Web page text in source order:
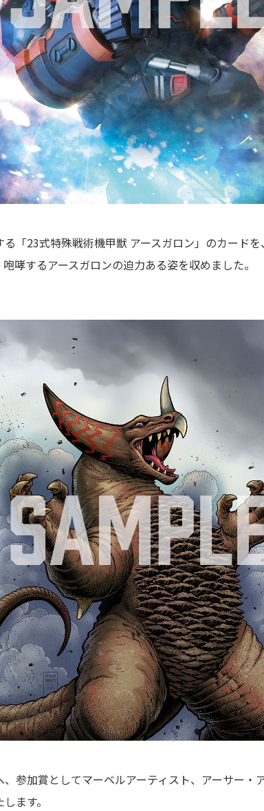
「23式特殊戦術機甲獣 アースガロン」のカード
哮するアースガロンの迫力ある姿を収めました。
参加賞としてマーベルアーティスト、アーサー・
ます。